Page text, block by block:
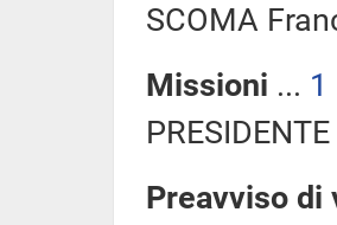
SCOMA
Missioni ... 1
Preavviso di